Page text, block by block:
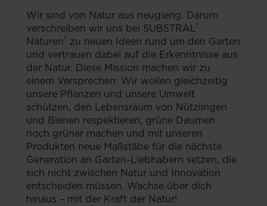
Wir sind von Natur aus neugierig. Darum
verschreiben wir uns bei SUBSTRAL®
Naturen® zu neuen Ideen rund um den Garten
und vertrauen dabei auf die Erkenntnisse aus
der Natur. Diese Mission machen wir zu
einem Versprechen: Wir wollen gleichzeitig
unsere Pflanzen und unsere Umwelt
schützen, den Lebensraum von Nützlingen
und Bienen respektieren, grüne Daumen
noch grüner machen und mit unseren
Produkten neue Maßstäbe für die nächste
Generation an Garten-Liebhabern setzen, die
sich nicht zwischen Natur und Innovation
entscheiden müssen. Wachse über dich
hinaus – mit der Kraft der Natur!